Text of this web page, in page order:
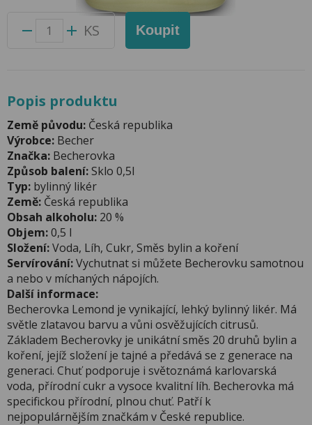
KS Koupit
Popis produktu
Země původu: Česká republika
Výrobce: Becher
Značka: Becherovka
Způsob balení:Sklo 0,5l
Typ: bylinný likér
Země: Česká republika
Obsah alkoholu: 20 %
Objem:0,5 l
Složení:Voda, Líh, Cukr, Směs bylin a koření
Servírování:Vychutnat si můžete Becherovku samotnou
a nebo v míchaných nápojích.
Další informace:
Becherovka Lemond je vynikající, lehký bylinný likér. Má
světle zlatavou barvu a vůni osvěžujících citrusů.
Základem Becherovky je unikátní směs 20 druhů bylin a
koření, jejíž složení je tajné a předává se z generace na
generaci. Chuť podporuje i světoznámá karlovarská
voda, přírodní cukr a vysoce kvalitní líh. Becherovka má
specifickou přírodní, plnou chuť. Patří k
nejpopulárnějším značkám v České republice.